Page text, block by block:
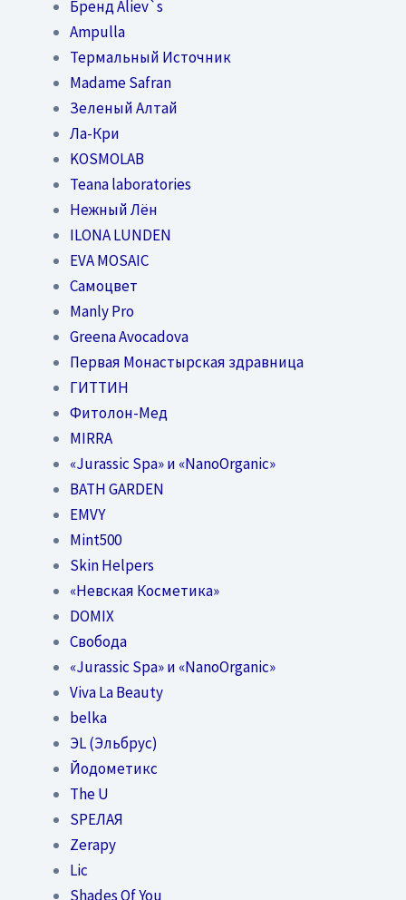
Бренд Aliev`s
Ampulla
Термальный Источник
Madame Safran
Зеленый Алтай
Ла-Кри
KOSMOLAB
Teana laboratories
Нежный Лён
ILONA LUNDEN
EVA MOSAIC
Самоцвет
Manly Pro
Greena Avocadova
Первая Монастырская здравница
ГИТТИН
Фитолон-Мед
MIRRA
«Jurassic Spa» и «NanoOrganic»
BATH GARDEN
EMVY
Mint500
Skin Helpers
«Невская Косметика»
DOMIX
Свобода
«Jurassic Spa» и «NanoOrganic»
Viva La Beauty
belka
ЭL (Эльбрус)
Йодометикс
The U
SPEЛАЯ
Zerapy
Lic
Shades Of You